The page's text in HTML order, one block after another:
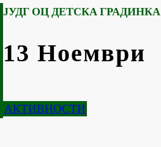
ЈУДГ ОЦ ДЕТСКА ГРАДИНКА
13 Ноември
АКТИВНОСТИ